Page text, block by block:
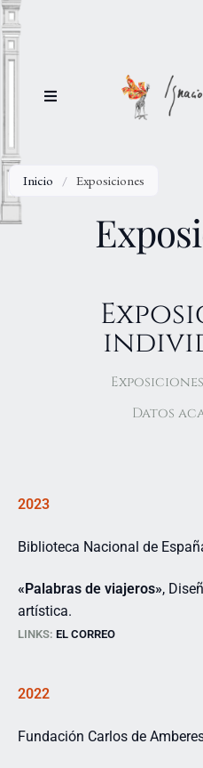
Inicio / Exposiciones
Datos
2023
Biblioteca Nacional de
«Palabras de viajeros»,
artística.
LINKS: EL CORREO
2022
Fundación Carlos de